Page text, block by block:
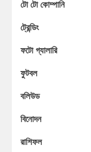
টো টো কোম্পানি
ট্রেন্ডিং
ফটো গ্যালারি
ফুটবল
বলিউড
বিনোদন
রাশিফল